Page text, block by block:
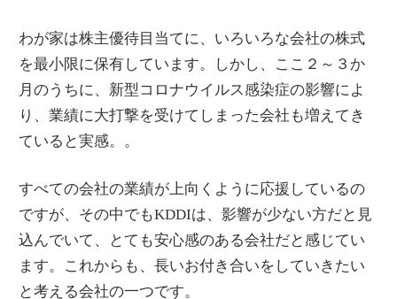
わが家は株主優待目当てに、いろいろな会社の株式
を最小限に保有しています。しかし、ここ２～３か
月のうちに、新型コロナウイルス感染症の影響によ
り、業績に大打撃を受けてしまった会社も増えてき
ていると実感。。
すべての会社の業績が上向くように応援しているの
ですが、その中でもKDDIは、影響が少ない方だと見
込んでいて、とても安心感のある会社だと感じてい
ます。これからも、長いお付き合いをしていきたい
と考える会社の一つです。